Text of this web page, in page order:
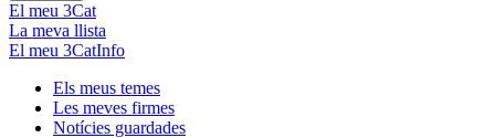
El meu 3Cat
La meva llista
El meu 3CatInfo
Els meus temes
Les meves firmes
Notícies guardades